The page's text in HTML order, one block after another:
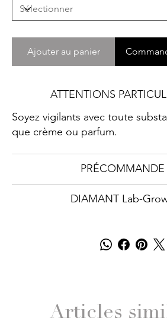
Ajouter au panier
ATTENTIONS
Soyez vigilants avec toute
que crème ou parfum.
PRÉCOMMANDE
DIAMANT Lab-
Articles